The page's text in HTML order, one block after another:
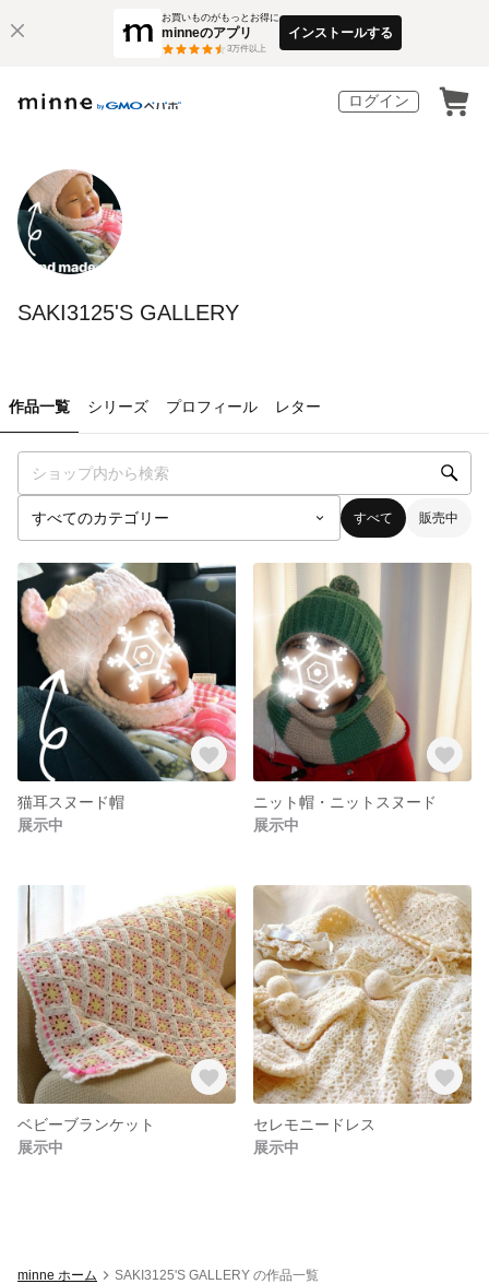
お買いものがもっとお得に
minneのアプリ
3万件以上
インストールする
ログイン
SAKI3125'S GALLERY
作品一覧 シリーズ プロフィール レター
すべて 販売中
猫耳スヌード帽
展示中
ニット帽・ニットスヌード
展示中
ベビーブランケット
展示中
セレモニードレス
展示中
minne ホーム SAKI3125'S GALLERY の作品一覧